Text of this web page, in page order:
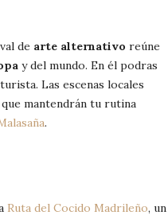
de arte alternativo reúne
y del mundo. En él podras
Las escenas locales
mantendrán tu rutina
.
Ruta del Cocido Madrileño, un